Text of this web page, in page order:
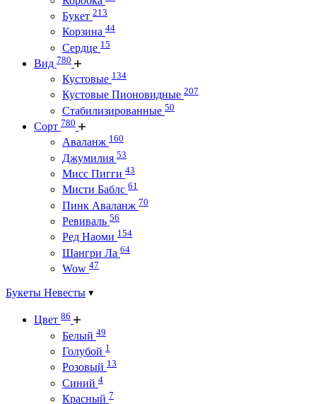
Букет 213
Корзина 44
Сердце 15
Вид 780
Кустовые 134
Кустовые Пионовидные 207
Стабилизированные 50
Сорт 780
Аваланж 160
Джумилия 53
Мисс Пигги 43
Мисти Баблс 61
Пинк Аваланж 70
Ревиваль 56
Ред Наоми 154
Шангри Ла 64
Wow 47
Букеты Невесты
Цвет 86
Белый 49
Голубой 1
Розовый 13
Синий 4
Красный 7